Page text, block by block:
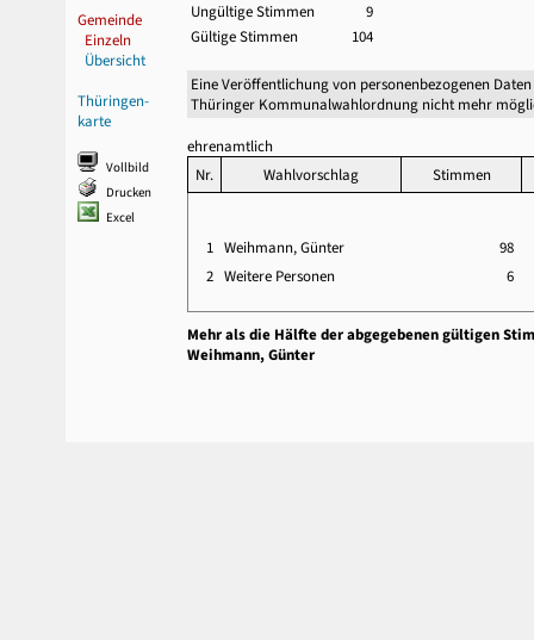
Gemeinde
Einzeln
Übersicht
Thüringen-
karte
Vollbild
Drucken
Excel
Ungültige Stimmen
9
Gültige Stimmen
104
Eine Veröffentlichung von personenbezogenen
Thüringer Kommunalwahlordnung nicht mehr
ehrenamtlich
Nr.
Wahlvorschlag Stimmen
1 Weihmann, Günter
98
2 Weitere Personen 6
Mehr als die Hälfte der abgegebenen gültigen
Weihmann, Günter